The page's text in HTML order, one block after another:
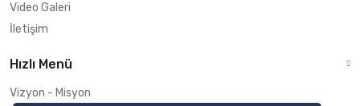
Video Galeri
İletişim
Hızlı Menü
Vizyon - Misyon